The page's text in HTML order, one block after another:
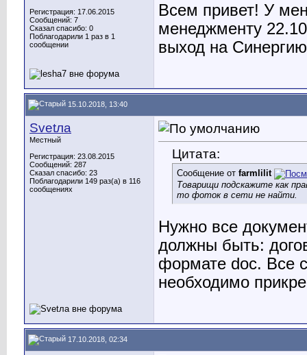
Регистрация: 17.06.2015
Сообщений: 7
Сказал спасибо: 0
Поблагодарили 1 раз в 1
сообщении
Всем привет! У
менеджменту
выход на
15.10.2018, 13:40
Svetла
Местный
Регистрация: 23.08.2015
Сообщений: 287
Сказал спасибо: 23
Поблагодарили 149 раз(а) в 116
сообщениях
Цитата:
Сообщение от farmlilit
Товарищи подскажите как
то фоток в сети не найти.
Нужно все
должны быть:
формате doc. Все
необходимо
17.10.2018, 02:34